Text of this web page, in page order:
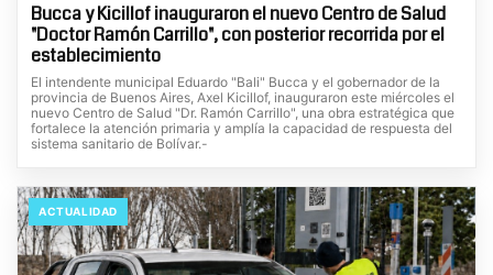
Bucca y Kicillof inauguraron el nuevo Centro de Salud
"Doctor Ramón Carrillo", con posterior recorrida por el
establecimiento
El intendente municipal Eduardo "Bali" Bucca y el gobernador de la
provincia de Buenos Aires, Axel Kicillof, inauguraron este miércoles el
nuevo Centro de Salud "Dr. Ramón Carrillo", una obra estratégica que
fortalece la atención primaria y amplía la capacidad de respuesta del
sistema sanitario de Bolívar.-
ACTUALIDAD